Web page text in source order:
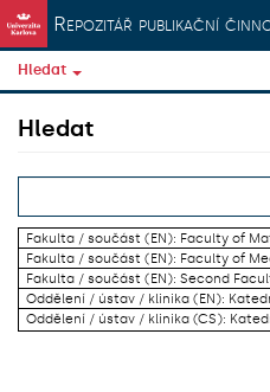
Přeskočit na obsah
Repozitář publikační
Hledat
Hledat
Fakulta / součást (EN): Faculty of
Fakulta / součást (EN): Faculty of
Fakulta / součást (EN): Second
Oddělení / ústav / klinika (EN):
Oddělení / ústav / klinika (CS):